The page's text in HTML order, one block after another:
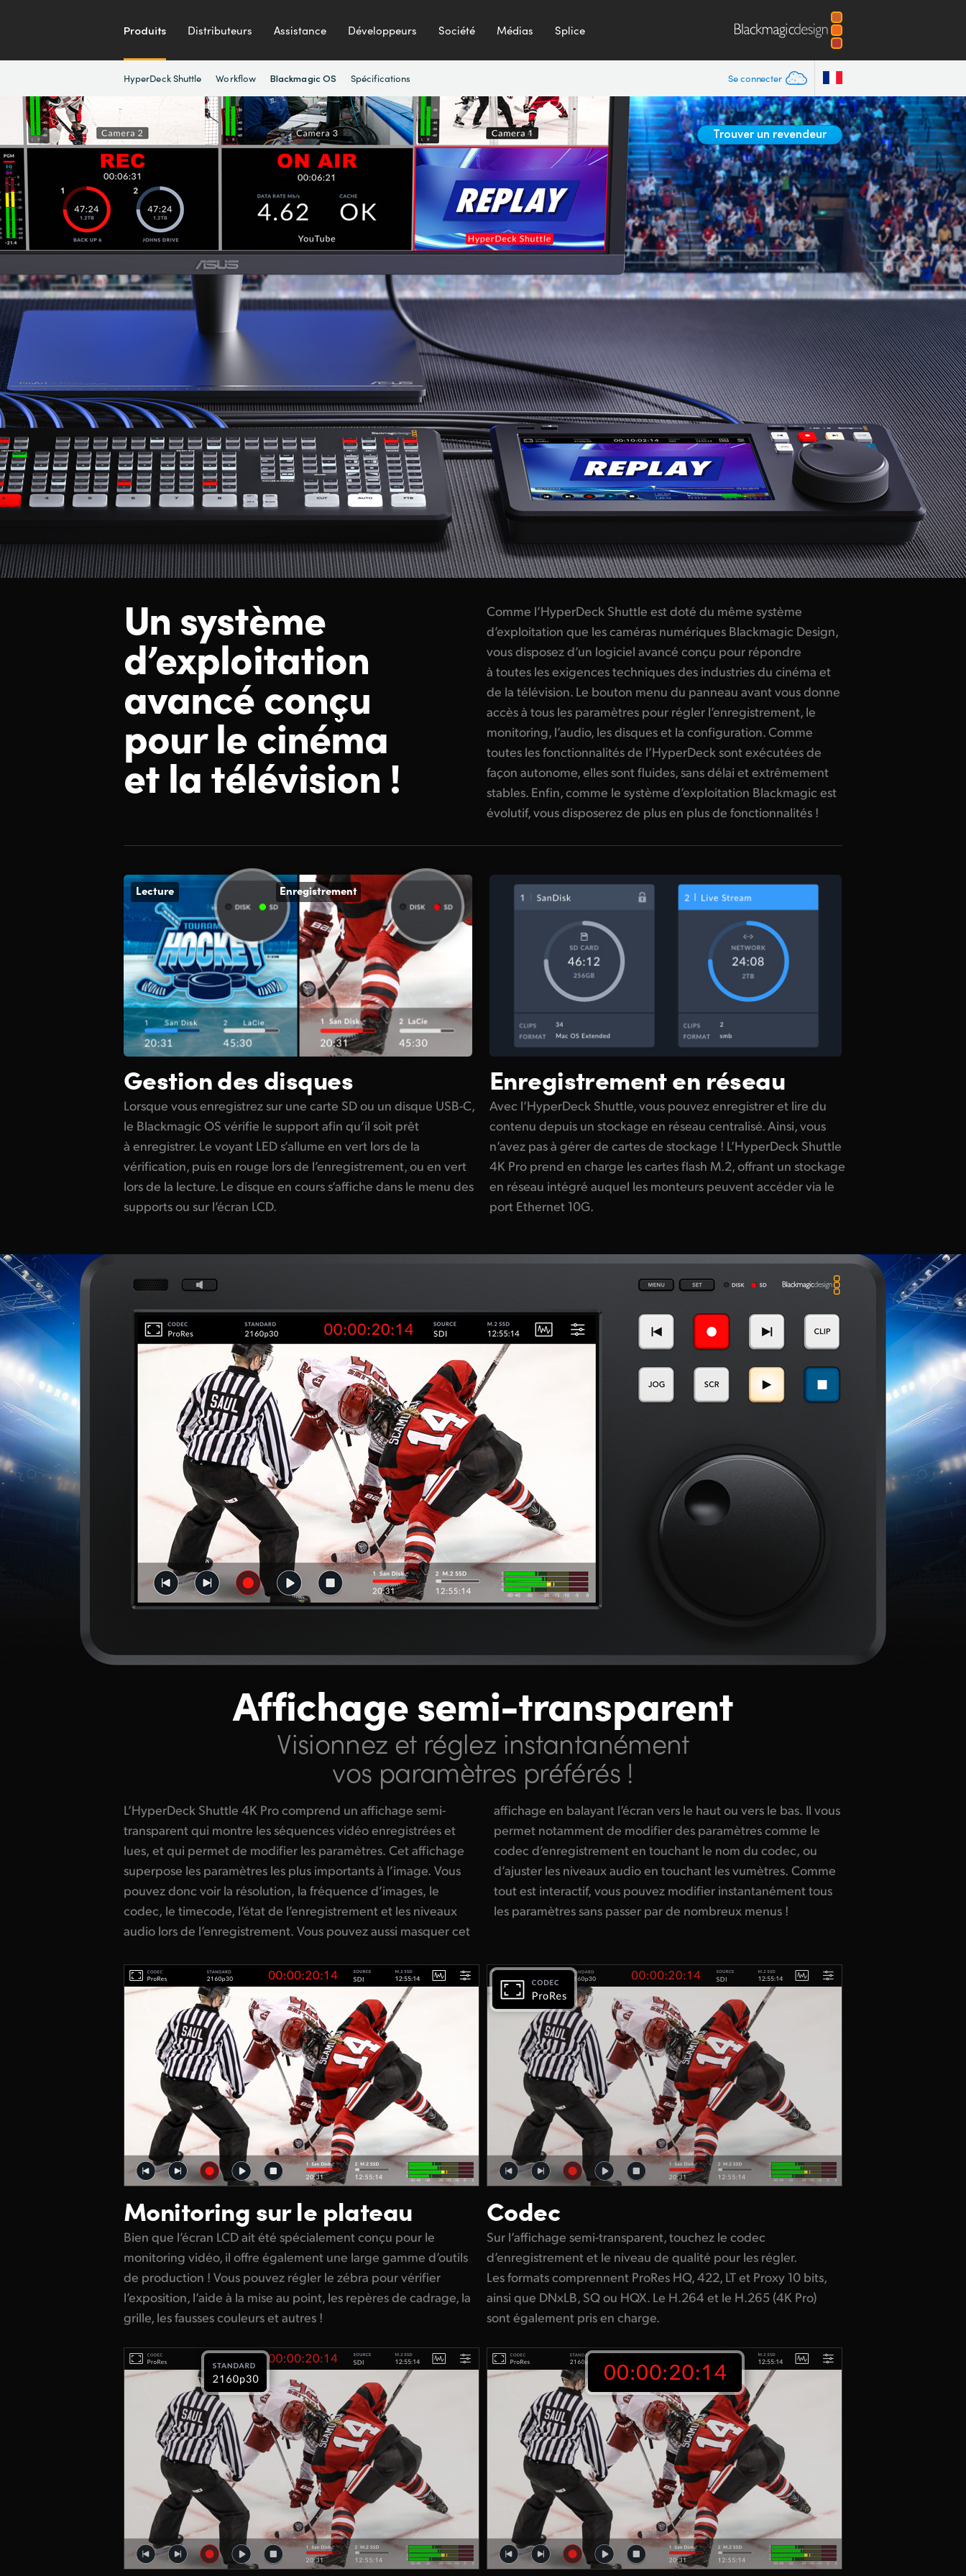
Produits Distributeurs Assistance Développeurs Société Médias Splice
Se connecter
HyperDeck Shuttle Workflow Blackmagic OS Spécifications
Trouver un revendeur
Un système
d’exploitation
avancé conçu
pour le cinéma
et la télévision !
Comme l’HyperDeck Shuttle est doté du même système
d’exploitation que les caméras numériques Blackmagic Design,
vous disposez d’un logiciel avancé conçu pour répondre
à toutes les exigences techniques des industries du cinéma et
de la télévision. Le bouton menu du panneau avant vous donne
accès à tous les paramètres pour régler l’enregistrement, le
monitoring, l’audio, les disques et la configuration. Comme
toutes les fonctionnalités de l’HyperDeck sont exécutées de
façon autonome, elles sont fluides, sans délai et extrêmement
stables. Enfin, comme le système d’exploitation Blackmagic est
évolutif, vous disposerez de plus en plus de fonctionnalités !
Lecture Enregistrement
Gestion des disques
Lorsque vous enregistrez sur une carte SD ou un disque USB-C,
le Blackmagic OS vérifie le support afin qu’il soit prêt
à enregistrer. Le voyant LED s’allume en vert lors de la
vérification, puis en rouge lors de l’enregistrement, ou en vert
lors de la lecture. Le disque en cours s’affiche dans le menu des
supports ou sur l’écran LCD.
Enregistrement en réseau
Avec l’HyperDeck Shuttle, vous pouvez enregistrer et lire du
contenu depuis un stockage en réseau centralisé. Ainsi, vous
n’avez pas à gérer de cartes de stockage ! L’HyperDeck Shuttle
4K Pro prend en charge les cartes flash M.2, offrant un stockage
en réseau intégré auquel les monteurs peuvent accéder via le
port Ethernet 10G.
Affichage semi-transparent
Visionnez et réglez instantanément
vos paramètres préférés !
L’HyperDeck Shuttle 4K Pro comprend un affichage semi-
transparent qui montre les séquences vidéo enregistrées et
lues, et qui permet de modifier les paramètres. Cet affichage
superpose les paramètres les plus importants à l’image. Vous
pouvez donc voir la résolution, la fréquence d’images, le
codec, le timecode, l’état de l’enregistrement et les niveaux
audio lors de l’enregistrement. Vous pouvez aussi masquer cet
affichage en balayant l’écran vers le haut ou vers le bas. Il vous
permet notamment de modifier des paramètres comme le
codec d’enregistrement en touchant le nom du codec, ou
d’ajuster les niveaux audio en touchant les vumètres. Comme
tout est interactif, vous pouvez modifier instantanément tous
les paramètres sans passer par de nombreux menus !
Monitoring sur le plateau
Bien que l’écran LCD ait été spécialement conçu pour le
monitoring vidéo, il offre également une large gamme d’outils
de production ! Vous pouvez régler le zébra pour vérifier
l’exposition, l’aide à la mise au point, les repères de cadrage, la
grille, les fausses couleurs et autres !
Codec
Sur l’affichage semi-transparent, touchez le codec
d’enregistrement et le niveau de qualité pour les régler.
Les formats comprennent ProRes HQ, 422, LT et Proxy 10 bits,
ainsi que DNxLB, SQ ou HQX. Le H.264 et le H.265 (4K Pro)
sont également pris en charge.